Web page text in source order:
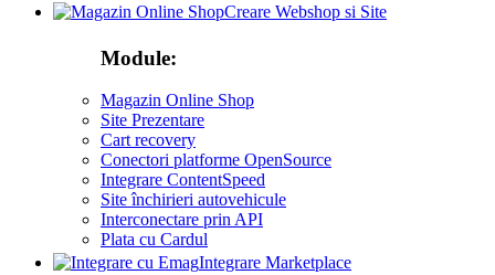
Creare Webshop si Site
Module:
Magazin Online Shop
Site Prezentare
Cart recovery
Conectori platforme OpenSource
Integrare ContentSpeed
Site închirieri autovehicule
Interconectare prin API
Plata cu Cardul
Integrare Marketplace